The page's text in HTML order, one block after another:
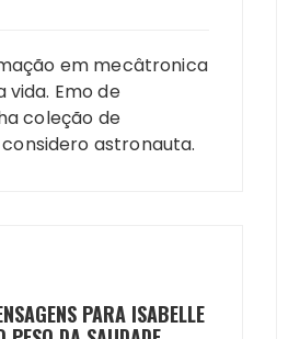
em mecâtronica
vida. Emo de
coleção de
astronauta.
PARA ISABELLE